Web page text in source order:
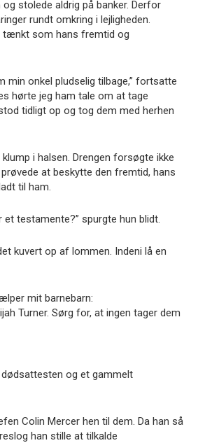
stolede aldrig på banker. Derfor
rundt omkring i lejligheden.
tænkt som hans fremtid og
min onkel pludselig tilbage,” fortsatte
hørte jeg ham tale om at tage
tidligt op og tog dem med herhen
i halsen. Drengen forsøgte ikke
at beskytte den fremtid, hans
til ham.
testamente?” spurgte hun blidt.
kuvert op af lommen. Indeni lå en
mit barnebarn:
Turner. Sørg for, at ingen tager dem
og et gammelt
Colin Mercer hen til dem. Da han så
han stille at tilkalde